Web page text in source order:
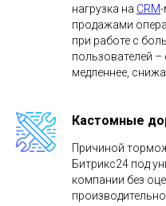
нагрузка на CRM
продажами
при работе с
пользователей –
медленнее,
Кастомные
Причиной
Битрикс24 под
компании без